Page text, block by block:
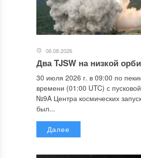
06.08.2026
Два TJSW на низкой
30 июля 2026 г. в 09:00 по
времени (01:00 UTC) с
№9A Центра космических
был...
Далее